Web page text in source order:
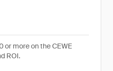
or more on the CEWE
ROI.